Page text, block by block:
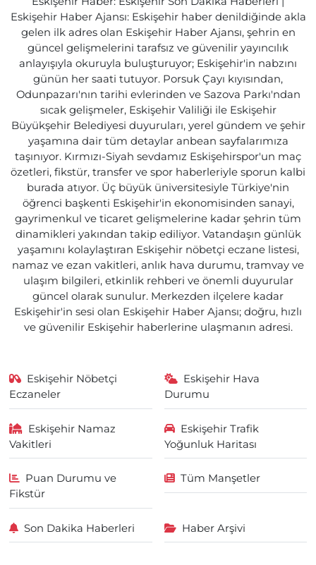
Eskişehir Haber Ajansı: Eskişehir haber denildiğinde akla
gelen ilk adres olan Eskişehir Haber Ajansı, şehrin en
güncel gelişmelerini tarafsız ve güvenilir yayıncılık
anlayışıyla okuruyla buluşturuyor; Eskişehir'in nabzını
günün her saati tutuyor. Porsuk Çayı kıyısından,
Odunpazarı'nın tarihi evlerinden ve Sazova Parkı'ndan
sıcak gelişmeler, Eskişehir Valiliği ile Eskişehir
Büyükşehir Belediyesi duyuruları, yerel gündem ve şehir
yaşamına dair tüm detaylar anbean sayfalarımıza
taşınıyor. Kırmızı-Siyah sevdamız Eskişehirspor'un maç
özetleri, fikstür, transfer ve spor haberleriyle sporun kalbi
burada atıyor. Üç büyük üniversitesiyle Türkiye'nin
öğrenci başkenti Eskişehir'in ekonomisinden sanayi,
gayrimenkul ve ticaret gelişmelerine kadar şehrin tüm
dinamikleri yakından takip ediliyor. Vatandaşın günlük
yaşamını kolaylaştıran Eskişehir nöbetçi eczane listesi,
namaz ve ezan vakitleri, anlık hava durumu, tramvay ve
ulaşım bilgileri, etkinlik rehberi ve önemli duyurular
güncel olarak sunulur. Merkezden ilçelere kadar
Eskişehir'in sesi olan Eskişehir Haber Ajansı; doğru, hızlı
ve güvenilir Eskişehir haberlerine ulaşmanın adresi.
Eskişehir Nöbetçi
Eczaneler
Eskişehir Hava
Durumu
Eskişehir Namaz
Vakitleri
Eskişehir Trafik
Yoğunluk Haritası
Puan Durumu ve
Fikstür
Tüm Manşetler
Son Dakika Haberleri Haber Arşivi